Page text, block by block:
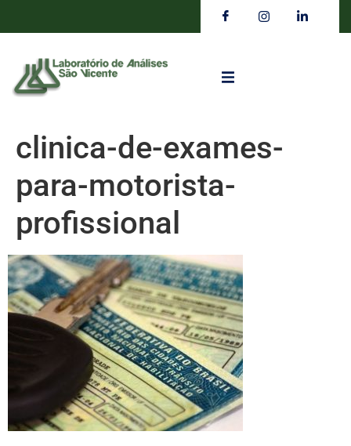
clinica-de-exames-
para-motorista-
profissional